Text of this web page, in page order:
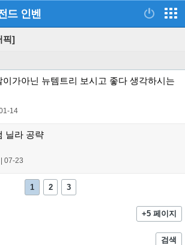
드 인벤
픽]
이가아닌 뉴템트리 보시고 좋다 생각하시는
14
닐라 공략
07-23
1 2 3
+5 페이지
검색